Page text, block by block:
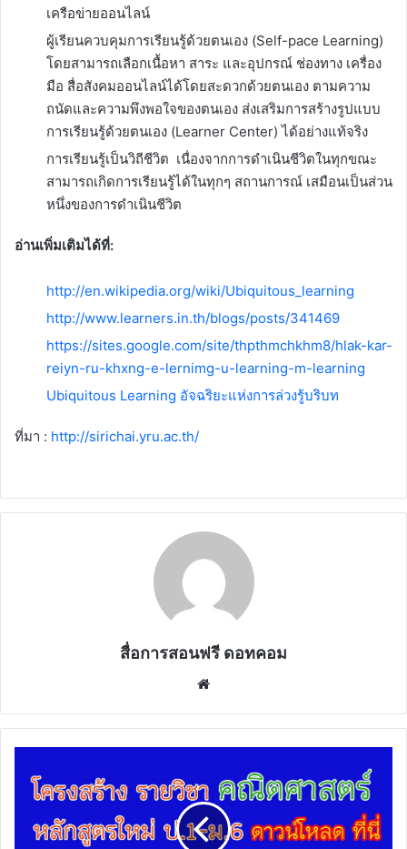
เครือข่ายออนไลน์
ผู้เรียนควบคุมการเรียนรู้ด้วยตนเอง (Self-pace Learning)
โดยสามารถเลือกเนื้อหา สาระ และอุปกรณ์ ช่องทาง เครื่อง
มือ สื่อสังคมออนไลน์ได้โดยสะดวกด้วยตนเอง ตามความ
ถนัดและความพึงพอใจของตนเอง ส่งเสริมการสร้างรูปแบบ
การเรียนรู้ด้วยตนเอง (Learner Center) ได้อย่างแท้จริง
การเรียนรู้เป็นวิถีชีวิต เนื่องจากการดำเนินชีวิตในทุกขณะ
สามารถเกิดการเรียนรู้ได้ในทุกๆ สถานการณ์ เสมือนเป็นส่วน
หนึ่งของการดำเนินชีวิต
อ่านเพิ่มเติมได้ที่:
http://en.wikipedia.org/wiki/Ubiquitous_learning
http://www.learners.in.th/blogs/posts/341469
https://sites.google.com/site/thpthmchkhm8/hlak-kar-
reiyn-ru-khxng-e-lernimg-u-learning-m-learning
Ubiquitous Learning อัจฉริยะแห่งการล่วงรู้บริบท
ที่มา : http://sirichai.yru.ac.th/
สื่อการสอนฟรี ดอทคอม
รายวิชา
คณิตศาสตร์
ใหม่